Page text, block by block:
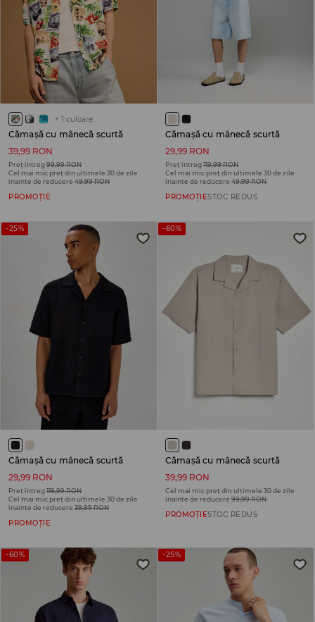
+ 1 culoare
Cămașă cu mânecă scurtă
39,99 RON
Preț întreg99,99 RON
Cel mai mic preț din ultimele 30 de zile
înainte de reducere 49,99 RON
PROMOȚIE
Cămașă cu mânecă scurtă
29,99 RON
Preț întreg119,99 RON
Cel mai mic preț din ultimele 30 de zile
înainte de reducere 49,99 RON
PROMOȚIESTOC REDUS
-25%
Cămașă cu mânecă scurtă
29,99 RON
Preț întreg119,99 RON
Cel mai mic preț din ultimele 30 de zile
înainte de reducere 39,99 RON
PROMOȚIE
-60%
Cămașă cu mânecă scurtă
39,99 RON
Cel mai mic preț din ultimele 30 de zile
înainte de reducere 99,99 RON
PROMOȚIESTOC REDUS
-60% -25%